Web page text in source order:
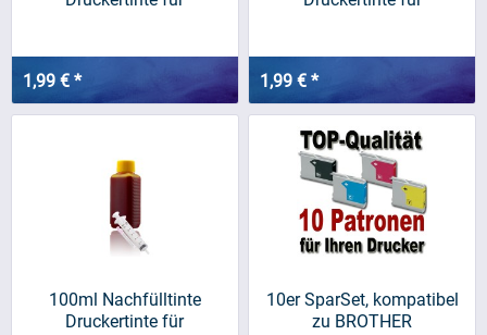
1,99 € * 1,99 € *
100ml Nachfülltinte
Druckertinte für
10er SparSet, kompatibel
zu BROTHER